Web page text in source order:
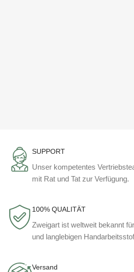
SUPPORT
Unser kompetentes
mit Rat und Tat zur Verfügung.
100% QUALITÄT
Zweigart ist weltweit bekannt
und langlebigen
Versand